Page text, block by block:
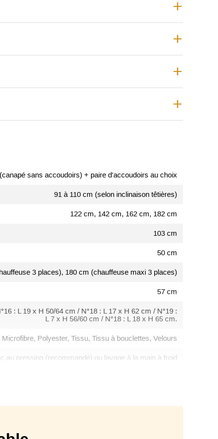
sans accoudoirs) + paire d'accoudoirs au choix
91 à 110 cm (selon inclinaison têtières)
122 cm, 142 cm, 162 cm, 182 cm
103 cm
50 cm
3 places), 180 cm (chauffeuse maxi 3 places)
57 cm
: L 19 x H 50/64 cm / N°18 : L 17 x H 62 cm / N°19 :
L 7 x H 56/60 cm / N°18 : L 18 x H 65 cm.
Microfibre, Polyester, Tissu, Tissu à bouclettes, Velours
au pressing (recommandé) ou lavage à la main à froid
100, Couchage 120, Couchage 140, Couchage 160